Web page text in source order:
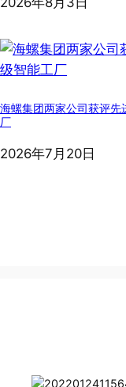
海螺集团两家公司获评先
厂
2026年7月20日